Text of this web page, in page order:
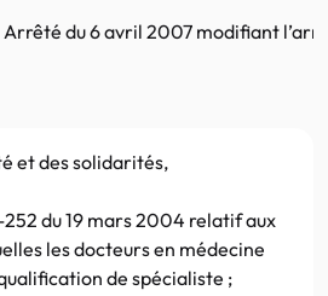
Arrêté du 6 avril 2007 modifiant
et des solidarités,
du 19 mars 2004 relatif aux
les docteurs en médecine
de spécialiste ;